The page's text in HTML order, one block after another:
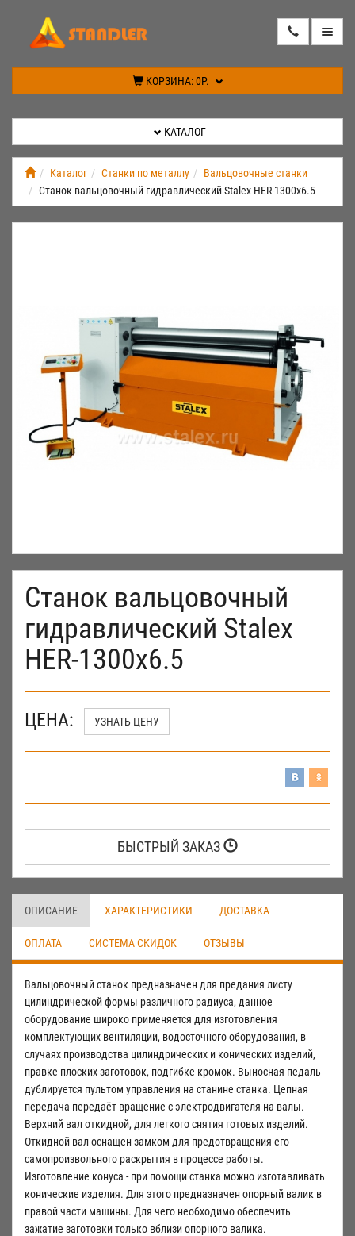
КОРЗИНА:0Р.
СПЕЦПРЕДЛОЖЕНИЕ
КАТАЛОГ
Каталог Станки по металлу
Вальцовочные станки
Станок вальцовочный гидравлический Stalex HER-1300x6.5
Станок вальцовочный
гидравлический Stalex
HER-1300x6.5
ЦЕНА: УЗНАТЬ ЦЕНУ
БЫСТРЫЙ ЗАКАЗ
ОПИСАНИЕ ХАРАКТЕРИСТИКИ ДОСТАВКА
ОПЛАТА СИСТЕМА СКИДОК ОТЗЫВЫ
Вальцовочный станок предназначен для предания листу
цилиндрической формы различного радиуса, данное
оборудование широко применяется для изготовления
комплектующих вентиляции, водосточного оборудования, в
случаях производства цилиндрических и конических изделий,
правке плоских заготовок, подгибке кромок. Выносная педаль
дублируется пультом управления на станине станка. Цепная
передача передаёт вращение с электродвигателя на валы.
Верхний вал откидной, для легкого снятия готовых изделий.
Откидной вал оснащен замком для предотвращения его
самопроизвольного раскрытия в процессе работы.
Изготовление конуса - при помощи станка можно изготавливать
конические изделия. Для этого предназначен опорный валик в
правой части машины. Для чего необходимо обеспечить
зажатие заготовки только вблизи опорного валика.